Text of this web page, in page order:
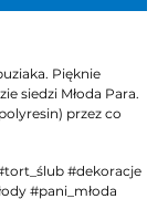
Pięknie
siedzi Młoda Para.
przez co
#dekoracje
#pani_młoda